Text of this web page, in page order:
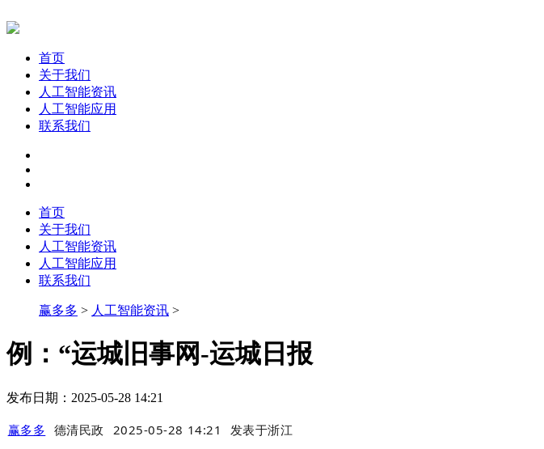
首页
关于我们
人工智能资讯
人工智能应用
联系我们
首页
关于我们
人工智能资讯
人工智能应用
联系我们
赢多多 > 人工智能资讯 >
例：“运城旧事网-运城日报
发布日期：2025-05-28 14:21
赢多多 德清民政 2025-05-28 14:21 发表于浙江